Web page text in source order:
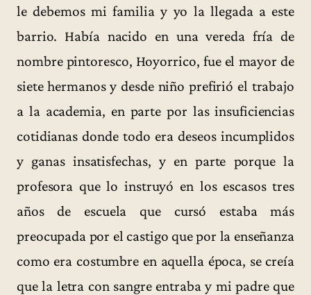
le debemos mi familia y yo la llegada a este
barrio. Había nacido en una vereda fría de
nombre pintoresco, Hoyorrico, fue el mayor de
siete hermanos y desde niño prefirió el trabajo
a la academia, en parte por las insuficiencias
cotidianas donde todo era deseos incumplidos
y ganas insatisfechas, y en parte porque la
profesora que lo instruyó en los escasos tres
años de escuela que cursó estaba más
preocupada por el castigo que por la enseñanza
como era costumbre en aquella época, se creía
que la letra con sangre entraba y mi padre que